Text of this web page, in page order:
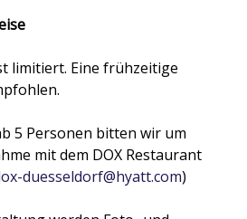
limitiert. Eine frühzeitige
5 Personen bitten wir um
mit dem DOX Restaurant
duesseldorf@hyatt.com)